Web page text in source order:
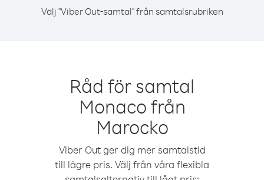
Välj "Viber Out-samtal" från samtalsrubriken
Råd för samtal
Monaco från
Marocko
Viber Out ger dig mer samtalstid
till lägre pris. Välj från våra flexibla